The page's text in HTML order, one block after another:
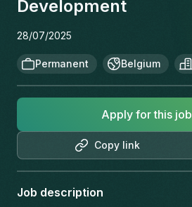
Development
28/07/2025
Permanent Belgium
Copy link
Apply for this job
Job description